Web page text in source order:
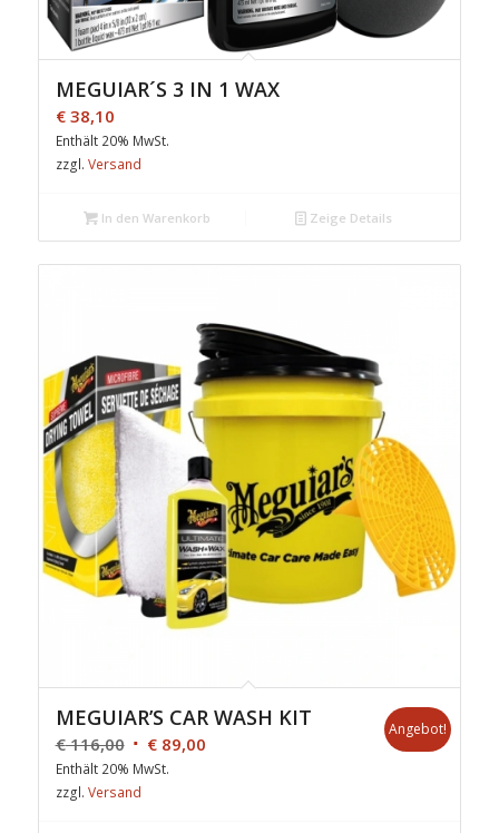
MEGUIAR´S 3 IN 1 WAX
€38,10
Enthält 20% MwSt.
zzgl. Versand
In den Warenkorb Zeige Details
MEGUIAR’S CAR WASH KIT
€116,00 €89,00
Enthält 20% MwSt.
zzgl. Versand
Angebot!